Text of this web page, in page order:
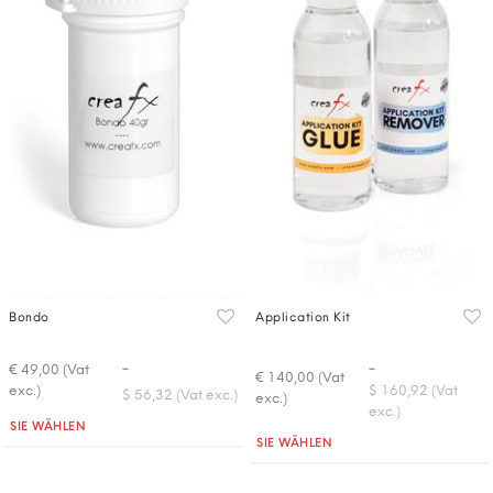
Bondo
€ 49,00 (Vat
exc.)
-
$ 56,32 (Vat exc.)
Quantità
SIE WÄHLEN
Application Kit
€ 140,00 (Vat
exc.)
-
$ 160,92 (Vat
exc.)
Quantità
SIE WÄHLEN